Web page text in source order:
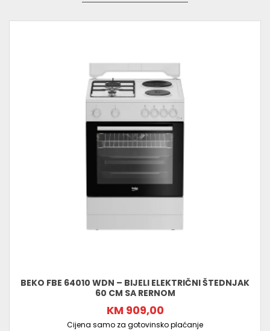
BEKO FBE 64010 WDN – BIJELI ELEKTRIČNI ŠTEDNJAK
60 CM SA RERNOM
KM 909,00
Cijena samo za gotovinsko plaćanje